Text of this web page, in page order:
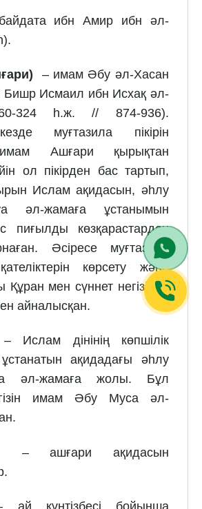
ибн Амир ибн әл-
– имам Әбу әл-Хасан
Исмаил ибн Исхақ әл-
324 һ.ж. // 874-936).
муғтазила пікірін
Ашғари қырықтан
ол пікірден бас тартып,
Ислам ақидасын, әһлу
әл-жамаға ұстанымын
пиғылды көзқарастардан
Әсіресе муғтазила
көрсету және
Құран мен сүннет негізінде
айналысқан.
дінінің көпшілік
ақидадағы әһлу
әл-жамаға жолы. Бұл
имам Әбу Муса әл-
ашғари ақидасын
күнтізбесі бойынша